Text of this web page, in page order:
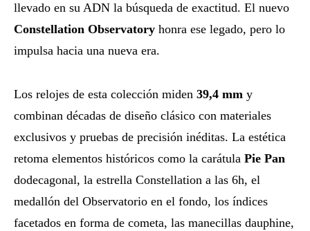
llevado en su ADN la búsqueda de exactitud. El nuevo
Constellation Observatory honra ese legado, pero lo
impulsa hacia una nueva era.
Los relojes de esta colección miden 39,4 mm y
combinan décadas de diseño clásico con materiales
exclusivos y pruebas de precisión inéditas. La estética
retoma elementos históricos como la carátula Pie Pan
dodecagonal, la estrella Constellation a las 6h, el
medallón del Observatorio en el fondo, los índices
facetados en forma de cometa, las manecillas dauphine,